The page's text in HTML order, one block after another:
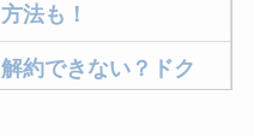
方法も！
解約できない？ドク